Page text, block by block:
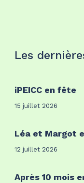
Les
iPEICC en fête
15 juillet 2026
Léa et Margot
12 juillet 2026
Après 10 mois